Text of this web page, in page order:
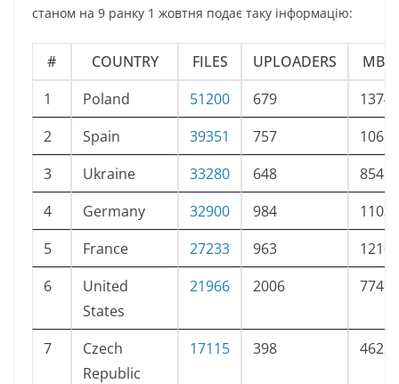
станом на 9 ранку 1 жовтня подає таку інформацію:
# COUNTRY FILES UPLOADERS
1
Poland 51200 679
2
Spain 39351 757
3
Ukraine 33280 648
4
Germany 32900 984
5
France 27233 963
6
United
States
21966 2006
7
Czech
Republic‎
17115 398